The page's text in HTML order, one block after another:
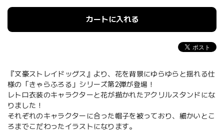
カートに入れる
『文豪ストレイドッグス』より、花を背景にゆらゆらと揺れる仕
様の「きゃらふろる」シリーズ第2弾が登場！
レトロ衣装のキャラクターと花が描かれたアクリルスタンドにな
りました！
それぞれのキャラクターに合った帽子を被っており、細かいとこ
ろまでこだわったイラストになります。